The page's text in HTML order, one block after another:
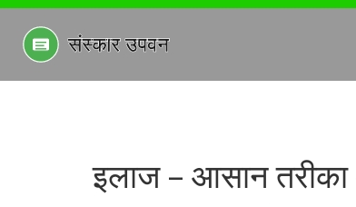
इलाज – आसान